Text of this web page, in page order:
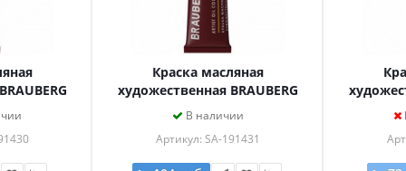
мл, проф.
Краска масляная
художественная BRAUBERG
ART PREMIERE, 46 мл, проф.
В наличии
Артикул: SA-191431
ART